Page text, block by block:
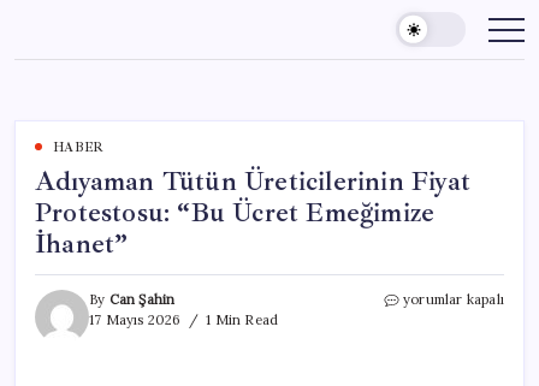
content
HABER
Adıyaman Tütün Üreticilerinin Fiyat
Protestosu: “Bu Ücret Emeğimize
İhanet”
By Can Şahin
17 Mayıs 2026
1 Min Read
Adıyaman
yorumlar kapalı